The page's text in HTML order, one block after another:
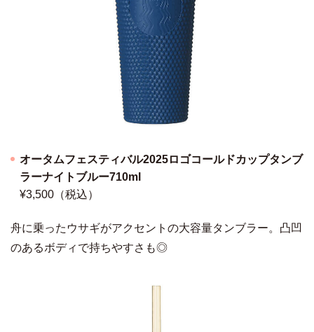
オータムフェスティバル2025ロゴコールドカップタンブ
ラーナイトブルー710ml
¥3,500（税込）
舟に乗ったウサギがアクセントの大容量タンブラー。凸凹
のあるボディで持ちやすさも◎